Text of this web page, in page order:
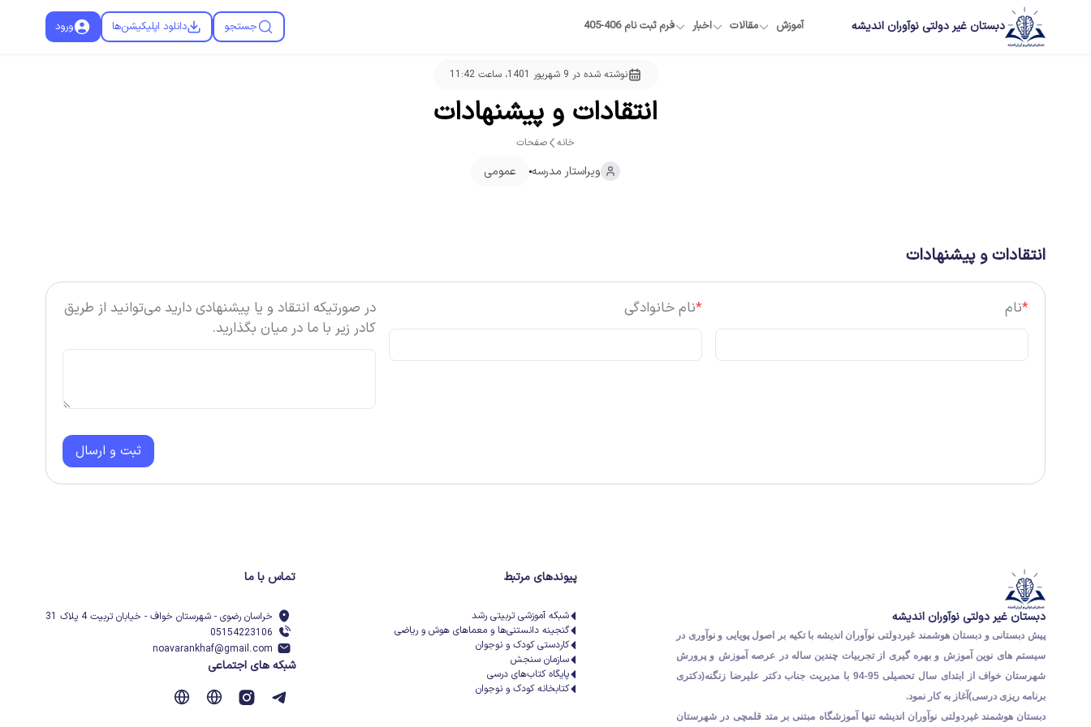
دبستان غیر دولتی نوآوران اندیشه آموزش مقالات اخبار فرم ثبت نام 406-405 جستجو دانلود اپلیکیشن‌ها ورود
نوشته شده در 9 شهریور 1401، ساعت 11:42
انتقادات و پیشنهادات
خانه صفحات
ویراستار مدرسه عمومی
انتقادات و پیشنهادات
*نام *نام خانوادگی
در صورتیکه انتقاد و یا پیشنهادی دارید می‌توانید از طریق
کادر زیر با ما در میان بگذارید.
ثبت و ارسال
دبستان غیر دولتی نوآوران اندیشه
پیش دبستانی و دبستان هوشمند غیردولتی نوآوران اندیشه با تکیه بر اصول پویایی و نوآوری در
سیستم های نوین آموزش و بهره گیری از تجربیات چندین ساله در عرصه آموزش و پرورش
شهرستان خواف از ابتدای سال تحصیلی 95-94 با مدیریت جناب دکتر علیرضا زنگنه(دکتری
برنامه ریزی درسی)آغاز به کار نمود.
دبستان هوشمند غیردولتی نوآوران اندیشه تنها آموزشگاه مبتنی بر متد قلمچی در شهرستان
پیوندهای مرتبط
شبکه آموزشی تربیتی رشد
گنجینه دانستنی‌ها و معماهای هوش و ریاضی
کاردستی کودک و نوجوان
سازمان سنجش
پایگاه کتاب‌های درسی
کتابخانه کودک و نوجوان
تماس با ما
خراسان رضوی - شهرستان خواف - خیابان تربیت 4 پلاک 31
05154223106
noavarankhaf@gmail.com
شبکه های اجتماعی